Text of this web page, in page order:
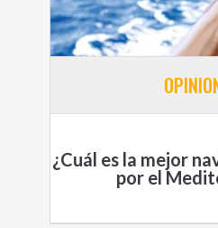
¿Cuál es la mejor
por el